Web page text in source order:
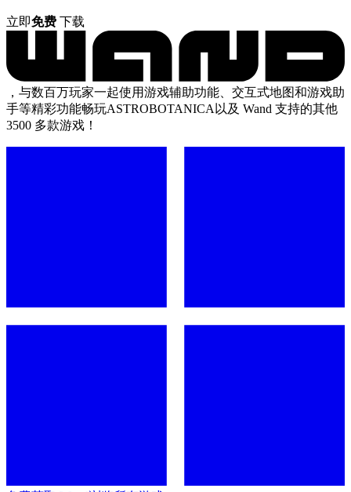
立即免费 下载
，与数百万玩家一起使用游戏辅助功能、交互式地图和游戏助
手等精彩功能畅玩ASTROBOTANICA以及 Wand 支持的其他
3500 多款游戏！